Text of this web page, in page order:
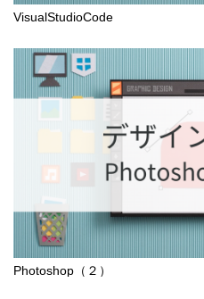
VisualStudioCode
Photoshop（２）